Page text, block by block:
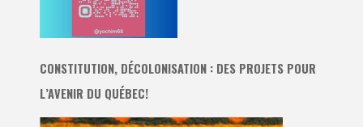
CONSTITUTION, DÉCOLONISATION : DES PROJETS POUR
L’AVENIR DU QUÉBEC!